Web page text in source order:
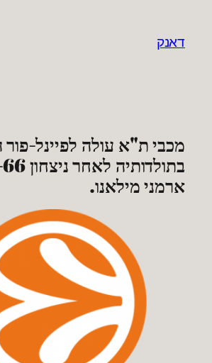
דאנק
ארמני מילאנו.